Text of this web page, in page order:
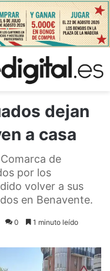
dejan
a casa
de
por los
volver a sus
en Benavente.
0 1 minuto leído